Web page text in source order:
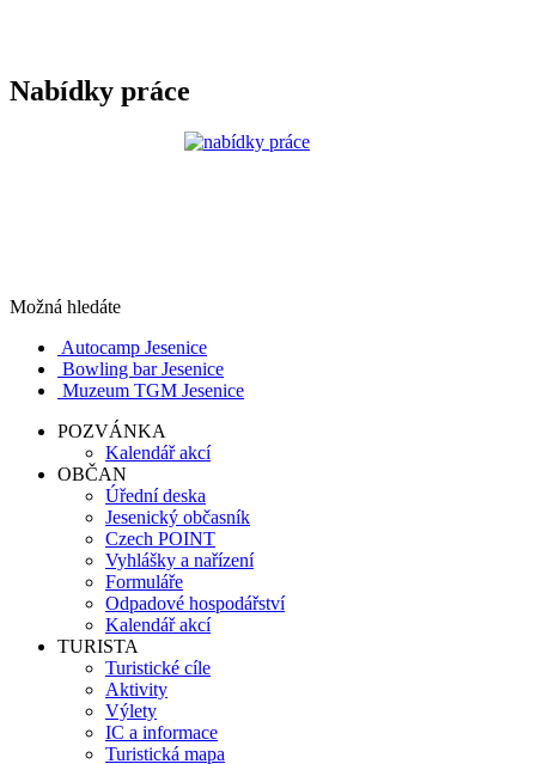
Nabídky práce
Možná hledáte
Autocamp Jesenice
Bowling bar Jesenice
Muzeum TGM Jesenice
POZVÁNKA
Kalendář akcí
OBČAN
Úřední deska
Jesenický občasník
Czech POINT
Vyhlášky a nařízení
Formuláře
Odpadové hospodářství
Kalendář akcí
TURISTA
Turistické cíle
Aktivity
Výlety
IC a informace
Turistická mapa